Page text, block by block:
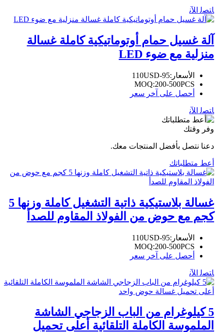
ﺎﺘﺼﻟ ﺍﻶﻧ
آلة غسيل حمام أوتوماتيكية كاملة غسالة
منزلية مع ضوء LED
الأسعار: 95-110USD
MOQ:200-500PCS
أحصل على آخر سعر
ﺎﺘﺼﻟ ﺍﻶﻧ
وفر وقتك
دعنا نتصل بأفضل المنتجات معك.
أعط متطلباتك
غسالة بلاستيكية ذاتية التشغيل كاملة وزنها 5
كجم مع حوض من الفولاذ المقاوم للصدأ
الأسعار: 95-110USD
MOQ:200-500PCS
أحصل على آخر سعر
ﺎﺘﺼﻟ ﺍﻶﻧ
5 كيلوغرام من الباب الزجاجي الشاشة
الملموسة الكاملة التلقائية أعلى تحميل